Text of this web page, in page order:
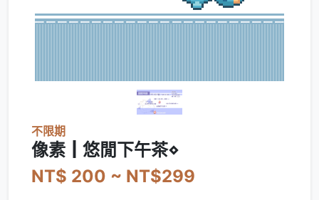
不限期
像素┃悠閒下午茶⋄
NT$ 200 ~ NT$299